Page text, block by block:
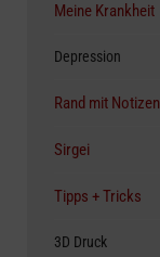
Meine Krankheit
Depression
Rand mit Notizen
Sirgei
Tipps + Tricks
3D Druck